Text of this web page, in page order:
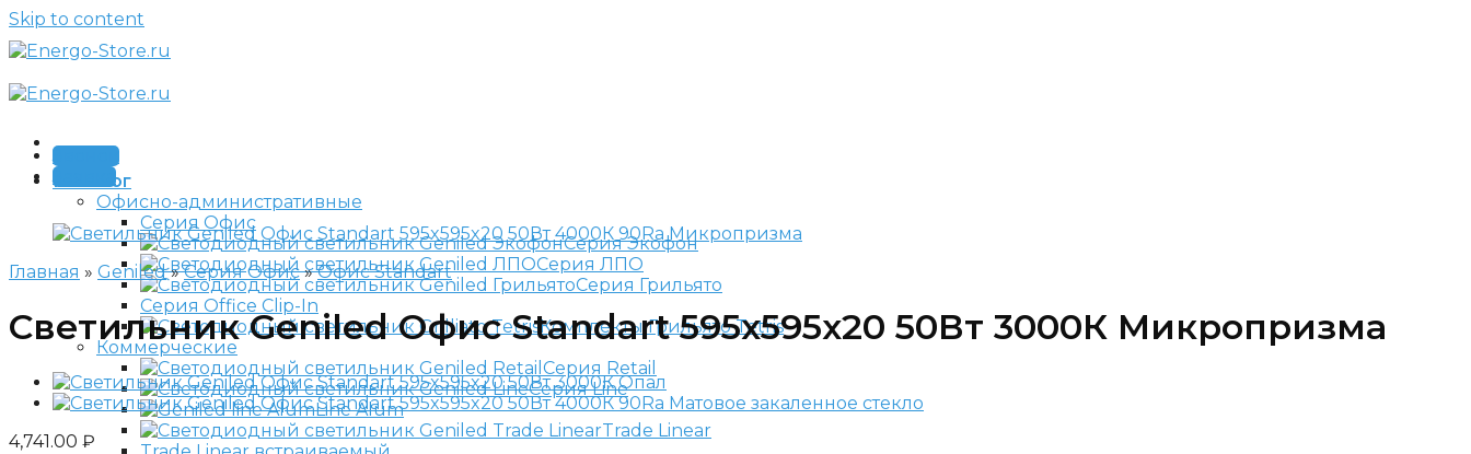
Skip to content
Каталог
Офисно-административные
Серия Офис
Серия Экофон
Серия ЛПО
Серия Грильято
Серия Office Clip-In
Комплекты Грильято Tetris
Коммерческие
Серия Retail
Серия Line
Line Alum
Trade Linear
Звонок
Заявка
Главная » Geniled»Серия Офис»Офис Standart
Светильник Geniled Офис Standart 595x595x20 50Вт 3000К Микропризма
4,741.00 ₽